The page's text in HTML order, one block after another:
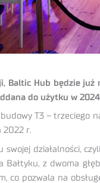
Baltic Hub będzie
do użytku w
T3 – trzeciego
2022 r.
działalności,
z dwoma
co pozwala na